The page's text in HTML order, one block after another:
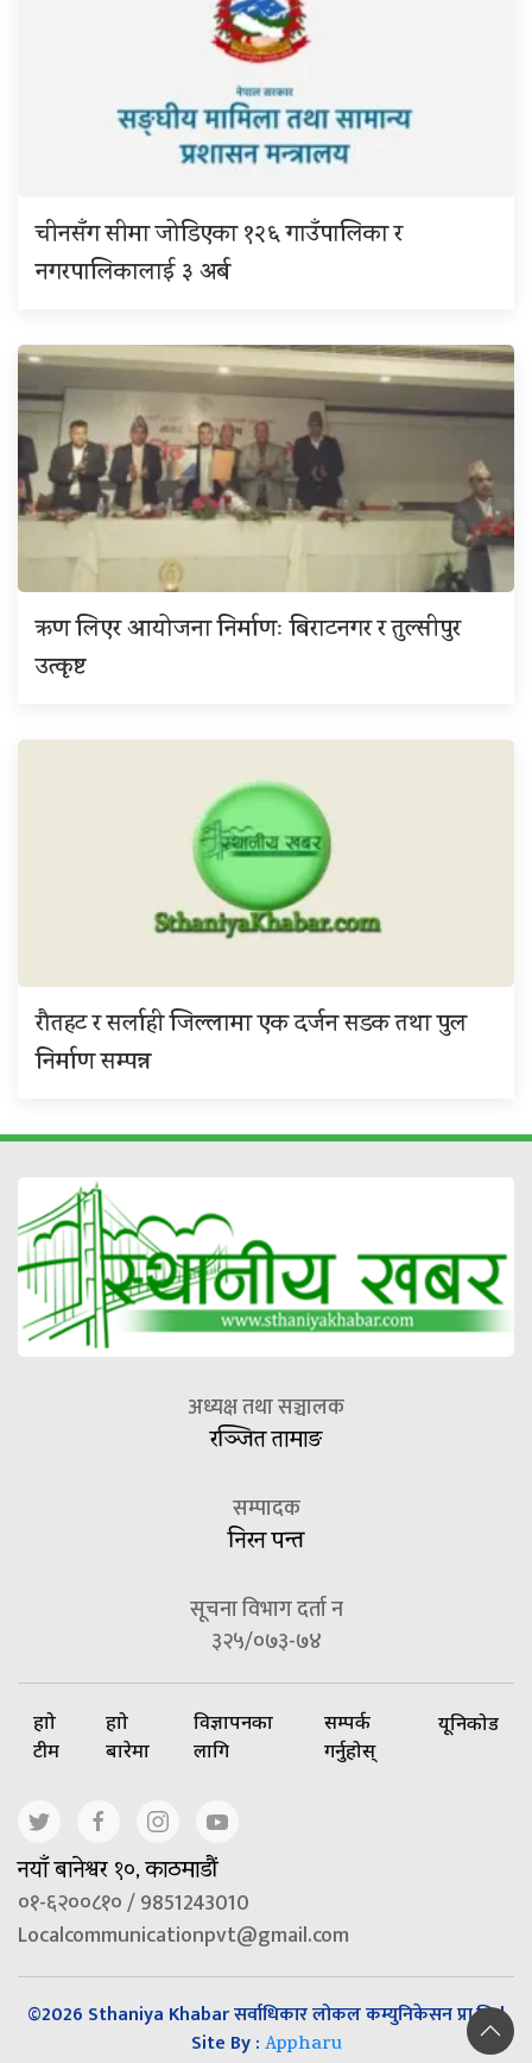
चीनसँग सीमा जोडिएका १२६ गाउँपालिका र
नगरपालिकालाई ३ अर्ब
ऋण लिएर आयोजना निर्माणः बिराटनगर र तुल्सीपुर
उत्कृष्ट
रौतहट र सर्लाही जिल्लामा एक दर्जन सडक तथा पुल
निर्माण सम्पन्न
अध्यक्ष तथा सञ्चालक
रञ्जित तामाङ
सम्पादक
निरन पन्त
सूचना विभाग दर्ता न
३२५/०७३-७४
हाम्रो
टीम
हाम्रो
बारेमा
विज्ञापनका
लागि
सम्पर्क
गर्नुहोस्
यूनिकोड
नयाँ बानेश्वर १०, काठमाडौं
०१-६२००८१० / 9851243010
Localcommunicationpvt@gmail.com
©2026 Sthaniya Khabar सर्वाधिकार लोकल कम्युनिकेसन प्रा.लि |
Site By : Appharu